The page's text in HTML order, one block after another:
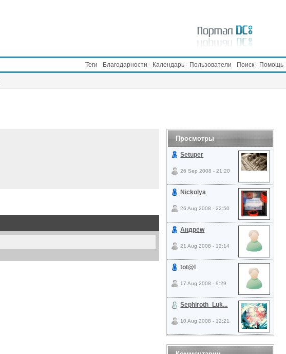
Помощь
Поиск
Пользователи
Календарь
Благодарности
Теги
Просмотры
Setuper
26 Sep 2008 - 21:20
Nickolya
26 Aug 2008 - 22:50
Андреw
21 Aug 2008 - 12:14
tot@l
17 Aug 2008 - 9:29
Sephiroth_Luk...
10 Aug 2008 - 12:21